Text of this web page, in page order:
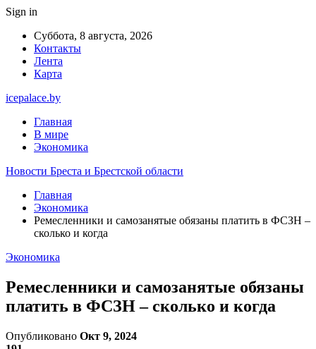
Sign in
Суббота, 8 августа, 2026
Контакты
Лента
Карта
icepalace.by
Главная
В мире
Экономика
Новости Бреста и Брестской области
Главная
Экономика
Ремесленники и самозанятые обязаны платить в ФСЗН –
сколько и когда
Экономика
Ремесленники и самозанятые обязаны
платить в ФСЗН – сколько и когда
Опубликовано Окт 9, 2024